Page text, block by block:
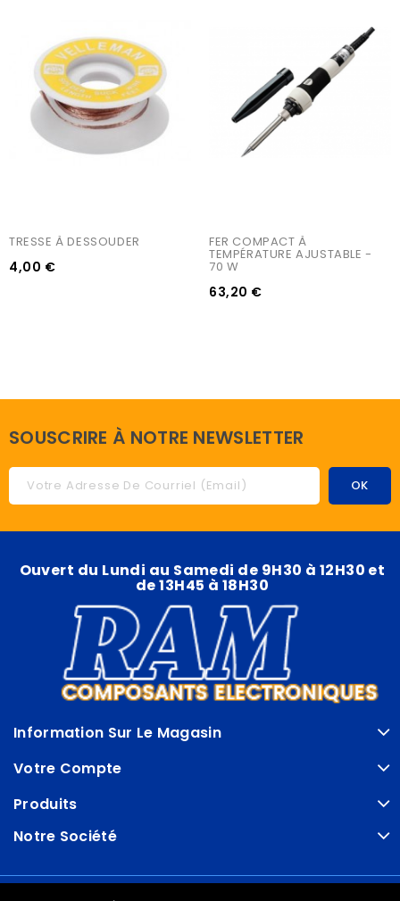
TRESSE À DESSOUDER
4,00 €
FER COMPACT À
TEMPÉRATURE AJUSTABLE -
70 W
63,20 €
SOUSCRIRE À NOTRE NEWSLETTER
Ouvert du Lundi au Samedi de 9H30 à 12H30 et
de 13H45 à 18H30
Information Sur Le Magasin
Votre Compte
Produits
Notre Société